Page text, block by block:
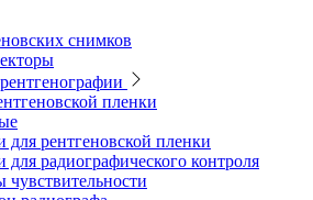
рентгеновской пленки
аппараты
снимков